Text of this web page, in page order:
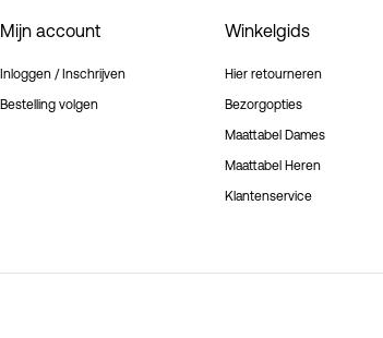
Mijn account
Inloggen / Inschrijven
Bestelling volgen
Winkelgids
Hier retourneren
Bezorgopties
Maattabel Dames
Maattabel Heren
Klantenservice